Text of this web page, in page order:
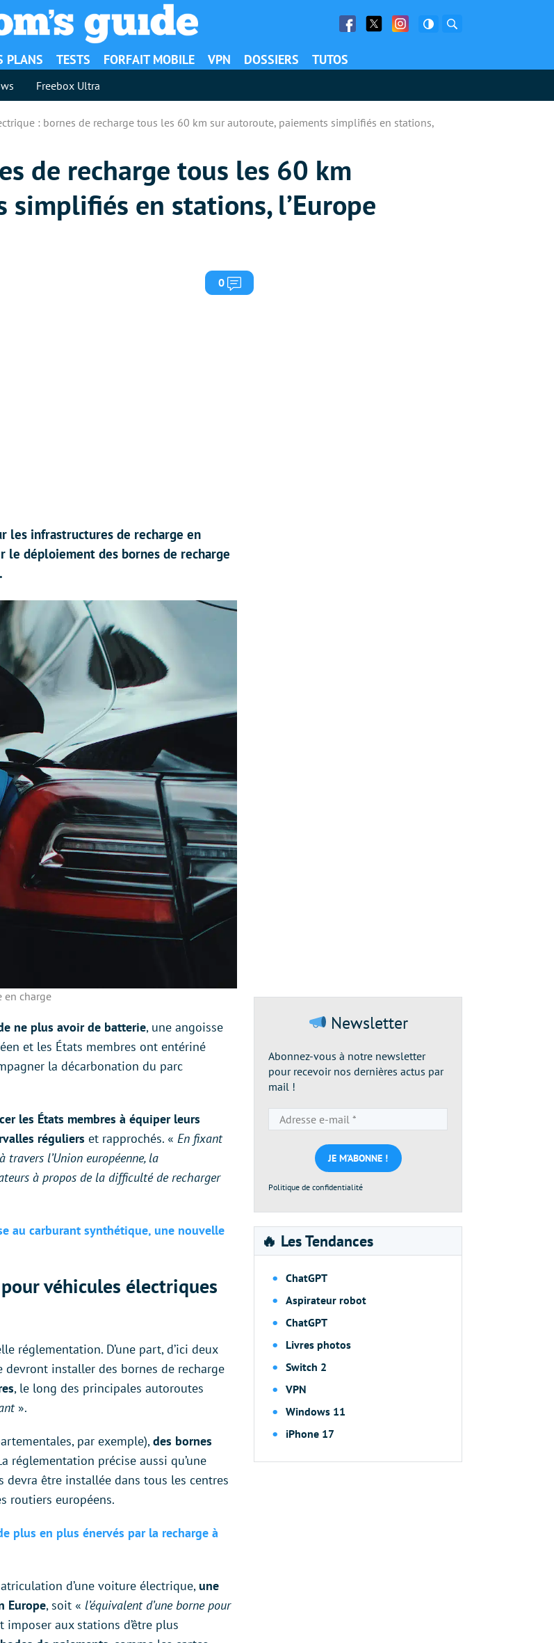
Facebook
Twitter Facebook
PLANS TESTS FORFAIT MOBILE VPN DOSSIERS TUTOS
Freebox Ultra
: bornes de recharge tous les 60 km sur autoroute, paiements simplifiés en stations,
de recharge tous les 60 km
en stations, l’Europe
0 Commentaires
les infrastructures de recharge en
le déploiement des bornes de recharge
en charge
ne plus avoir de batterie, une angoisse
et les États membres ont entériné
la décarbonation du parc
les États membres à équiper leurs
réguliers et rapprochés. « En fixant
l’Union européenne, la
à propos de la difficulté de recharger
au carburant synthétique, une nouvelle
véhicules électriques
réglementation. D’une part, d’ici deux
devront installer des bornes de recharge
, le long des principales autoroutes
».
par exemple), des bornes
réglementation précise aussi qu’une
être installée dans tous les centres
routiers européens.
plus en plus énervés par la recharge à
d’une voiture électrique, une
Europe, soit « l’équivalent d’une borne pour
imposer aux stations d’être plus
Newsletter
Abonnez-vous à notre newsletter
pour recevoir nos dernières actus par
mail !
e-
mail
*
Politique de confidentialité
🔥 Les Tendances
ChatGPT
Aspirateur robot
ChatGPT
Livres photos
Switch 2
VPN
Windows 11
iPhone 17